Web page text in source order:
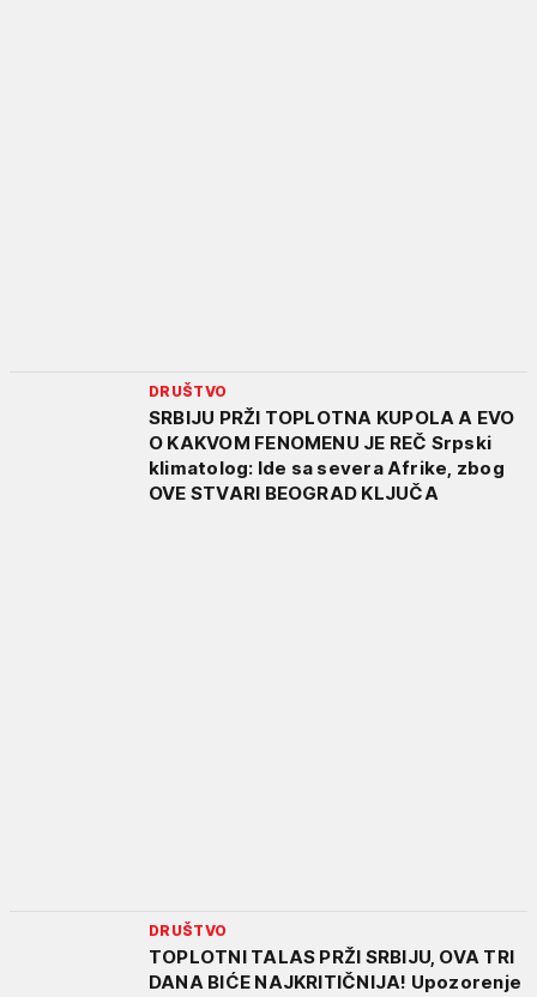
DRUŠTVO
SRBIJU PRŽI TOPLOTNA KUPOLA A EVO
O KAKVOM FENOMENU JE REČ Srpski
klimatolog: Ide sa severa Afrike, zbog
OVE STVARI BEOGRAD KLJUČA
DRUŠTVO
TOPLOTNI TALAS PRŽI SRBIJU, OVA TRI
DANA BIĆE NAJKRITIČNIJA! Upozorenje